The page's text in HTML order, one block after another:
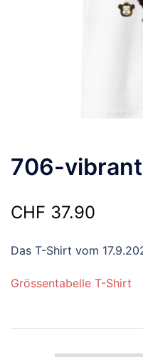
706-
CHF 37.90
Das T-Shirt vom
Grössentabelle T-Shirt